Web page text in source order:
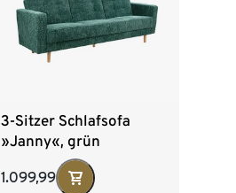
3-Sitzer Schlafsofa
»Janny«, grün
1.099,99